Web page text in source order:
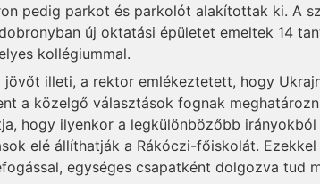
pedig parkot és parkolót alakítottak ki. A
új oktatási épületet emeltek 14
kollégiummal.
jövőt illeti, a rektor emlékeztetett, hogy
a közelgő választások fognak
hogy ilyenkor a legkülönbözőbb
elé állíthatják a Rákóczi-főiskolát.
egységes csapatként dolgozva tud